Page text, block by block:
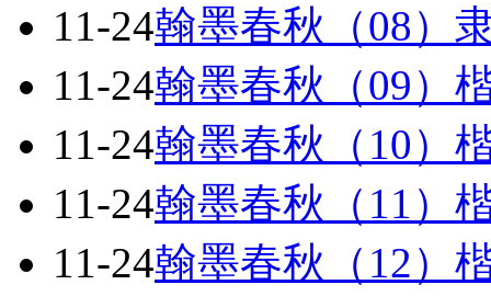
11-24翰墨春秋（08）
11-24翰墨春秋（09）
11-24翰墨春秋（10）
11-24翰墨春秋（11）
11-24翰墨春秋（12）